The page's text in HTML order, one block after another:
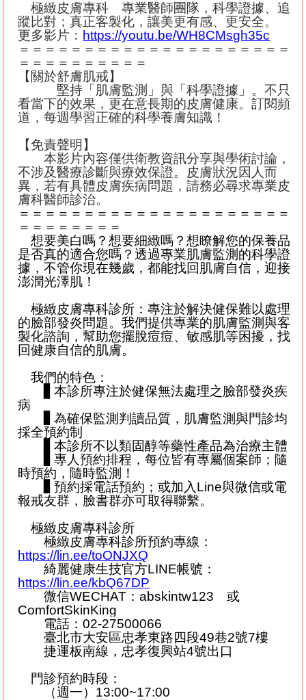
極緻皮膚專科 專業醫師團隊，科學證據、追
蹤比對；真正客製化，讓美更有感、更安全。
更多影片： https://youtu.be/WH8CMsgh35c
＝＝＝＝＝＝＝＝＝＝＝＝＝＝＝＝＝＝＝＝＝
＝＝＝＝＝＝＝＝＝＝
【關於舒膚肌戒】
堅持「肌膚監測」與「科學證據」。不只
看當下的效果，更在意長期的皮膚健康。訂閱頻
道，每週學習正確的科學養膚知識！
【免責聲明】
本影片內容僅供衛教資訊分享與學術討論，
不涉及醫療診斷與療效保證。皮膚狀況因人而
異，若有具體皮膚疾病問題，請務必尋求專業皮
膚科醫師診治。
＝＝＝＝＝＝＝＝＝＝＝＝＝＝＝＝＝＝＝＝＝
＝＝＝＝＝＝＝＝
想要美白嗎？想要細緻嗎？想瞭解您的保養品
是否真的適合您嗎？透過專業肌膚監測的科學證
據，不管你現在幾歲，都能找回肌膚自信，迎接
澎潤光澤肌！
極緻皮膚專科診所：專注於解決健保難以處理
的臉部發炎問題。我們提供專業的肌膚監測與客
製化諮詢，幫助您擺脫痘痘、敏感肌等困擾，找
回健康自信的肌膚。
我們的特色：
▋本診所專注於健保無法處理之臉部發炎疾
病
▋為確保監測判讀品質，肌膚監測與門診均
採全預約制
▋本診所不以類固醇等藥性產品為治療主體
▋專人預約排程，每位皆有專屬個案師；隨
時預約，隨時監測！
▋預約採電話預約 ；或加入 Line與微信或電
報戒友群，臉書群亦可取得聯繫。
極緻皮膚專科診所
極緻皮膚專科診所預約專線：
https://lin.ee/toONJXQ
綺麗健康生技官方LINE帳號：
https://lin.ee/kbQ67DP
微信WECHAT ：abskintw123 或
ComfortSkinKing
電話：02-27500066
臺北市大安區忠孝東路四段49巷2號7樓
捷運板南線，忠孝復興站4號出口
門診預約時段：
（週一） 13:00~17:00